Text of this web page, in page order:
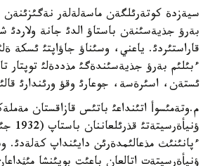
سيةزدة كوتةرئلگةن ماسةلةلةر نةگئزئنةن
بةرؤ جذيةسئنةن باستاؤ الدئ جانة
قاراستئردئ. ياعني، وسئناؤ جاؤاپتئ ئسكة
ءبئلئم بةرؤ جذيةسئندةگئ مذددةلئ توپتار
ئستةن، اسئرةسة، جوعارئ وقؤ ورئندارئ
م.وتةمئسوأ اتئنداعئ باتئس قازاقستان
ءپانئنئث مذعالئمدةرئن دايئنداپ كةلةدئ.